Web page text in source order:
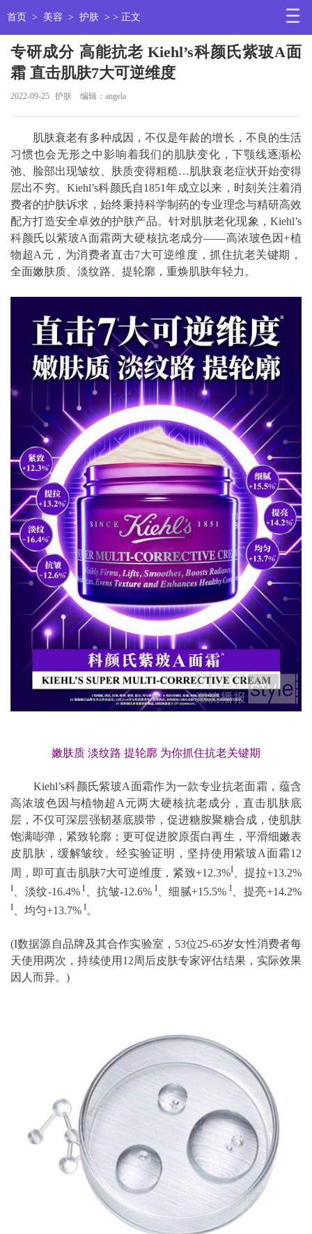
首页 > 美容 > 护肤 > > 正文
专研成分 高能抗老 Kiehl’s科颜氏紫玻A面
霜 直击肌肤7大可逆维度
2022-09-25 护肤 编辑：angela
肌肤衰老有多种成因，不仅是年龄的增长，不良的生活
习惯也会无形之中影响着我们的肌肤变化，下颚线逐渐松
弛、脸部出现皱纹、肤质变得粗糙…肌肤衰老症状开始变得
层出不穷。Kiehl’s科颜氏自1851年成立以来，时刻关注着消
费者的护肤诉求，始终秉持科学制药的专业理念与精研高效
配方打造安全卓效的护肤产品。针对肌肤老化现象，Kiehl’s
科颜氏以紫玻A面霜两大硬核抗老成分——高浓玻色因+植
物超A元，为消费者直击7大可逆维度，抓住抗老关键期，
全面嫩肤质、淡纹路、提轮廓，重焕肌肤年轻力。
嫩肤质 淡纹路 提轮廓 为你抓住抗老关键期
Kiehl’s科颜氏紫玻A面霜作为一款专业抗老面霜，蕴含
高浓玻色因与植物超A元两大硬核抗老成分，直击肌肤底
层，不仅可深层强韧基底膜带，促进糖胺聚糖合成，使肌肤
饱满嘭弹，紧致轮廓；更可促进胶原蛋白再生，平滑细嫩表
皮肌肤，缓解皱纹。经实验证明，坚持使用紫玻A面霜12
周，即可直击肌肤7大可逆维度，紧致+12.3%I、提拉+13.2%
I 、淡纹-16.4% I 、抗皱-12.6% I、细腻+15.5% I、提亮+14.2%
I 、均匀+13.7% I。
(I数据源自品牌及其合作实验室，53位25-65岁女性消费者每
天使用两次，持续使用12周后皮肤专家评估结果，实际效果
因人而异。)